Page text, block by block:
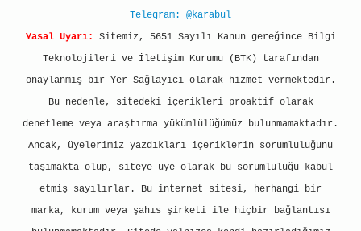
Telegram: @karabul
Yasal Uyarı:
Sitemiz, 5651 Sayılı Kanun gereğince Bilgi
Teknolojileri ve İletişim Kurumu (BTK) tarafından
onaylanmış bir Yer Sağlayıcı olarak hizmet vermektedir.
Bu nedenle, sitedeki içerikleri proaktif olarak
denetleme veya araştırma yükümlülüğümüz bulunmamaktadır.
Ancak, üyelerimiz yazdıkları içeriklerin sorumluluğunu
taşımakta olup, siteye üye olarak bu sorumluluğu kabul
etmiş sayılırlar. Bu internet sitesi, herhangi bir
marka, kurum veya şahıs şirketi ile hiçbir bağlantısı